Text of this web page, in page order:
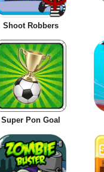
Shoot Robbers
Super Pon Goal